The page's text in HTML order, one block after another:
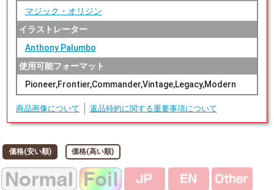
マジック・オリジン
イラストレーター
Anthony Palumbo
使用可能フォーマット
Pioneer,Frontier,Commander,Vintage,Legacy,Modern
商品画像について 返品特約に関する重要事項について
価格(安い順) 価格(高い順)